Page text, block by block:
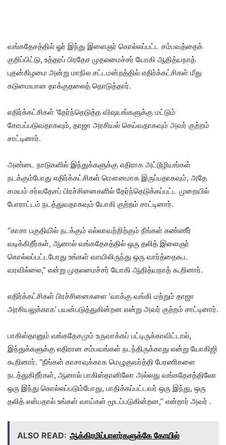
வங்கதேசத்தில் ஓர் இந்து இளைஞர் கொல்லப்பட்ட சம்பவத்தைக்
குறிப்பிட்டு, உத்தரப் பிரதேச முதலமைச்சர் யோகி ஆதித்யநாத்
புதன்கிழமை அன்று மாநில சட்டமன்றத்தில் எதிர்க்கட்சிகள் மீது
கடுமையான தாக்குதலைத் தொடுத்தார்.
எதிர்க்கட்சிகள் ‘தேர்ந்தெடுத்த விஷயங்களுக்கு மட்டும்
கோபப்படுவதாகவும், தாஜா அரசியல் செய்வதாகவும் அவர் குற்றம்
சாட்டினார்.
அண்டை நாடுகளில் இந்துக்களுக்கு எதிராக அட்டூழியங்கள்
நடக்கும்போது எதிர்க்கட்சிகள் மௌனமாக இருப்பதாகவும், அதே
சமயம் சர்வதேசப் பிரச்சினைகளில் தேர்ந்தெடுக்கப்பட்ட முறையில்
போராட்டம் நடத்துவதாகவும் யோகி குற்றம் சாட்டினார்.
“காசா பகுதியில் நடக்கும் எல்லாவற்றிற்கும் நீங்கள் கண்ணீர்
வடிக்கிறீர்கள், ஆனால் வங்கதேசத்தில் ஒரு தலித் இளைஞர்
கொல்லப்பட்டபோது உங்கள் வாயிலிருந்து ஒரு வார்த்தைகூட
வரவில்லை,” என்று முதலமைச்சர் யோகி ஆதித்யநாத் கூறினார்.
எதிர்க்கட்சிகள் பிரச்சினைகளை ‘வாக்கு வங்கி மற்றும் தாஜா
அரசியலுக்காக’ பயன்படுத்துகின்றன என்று அவர் குற்றம் சாட்டினார்.
பாகிஸ்தானும் வங்கதேசமும் உருவாக்கப் பட்டிருக்காவிட்டால்,
இந்துக்களுக்கு எதிரான சம்பவங்கள் நடந்திருக்காது என்று யோகிஜி
கூறினார். “நீங்கள் காசாவுக்காக மெழுகுவர்த்தி பேரணிகளை
நடத்துகிறீர்கள், ஆனால் பாகிஸ்தானிலோ அல்லது வங்கதேசத்திலோ
ஒரு இந்து கொல்லப்படும்போது, ​​பாதிக்கப்பட்டவர் ஒரு இந்து, ஒரு
தலித் என்பதால் உங்கள் வாய்கள் மூடப்படுகின்றன,” என்றார் அவர் .
ALSO READ: ஆக்கிரமிப்பாளர்களுக்கே கோயில்